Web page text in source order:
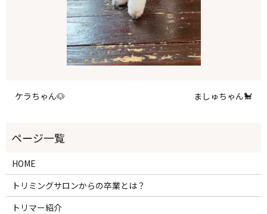
ケラちゃん🐶 ましゅちゃん🐩
HOME
トリミングサロンからの卒業とは？
トリマー紹介